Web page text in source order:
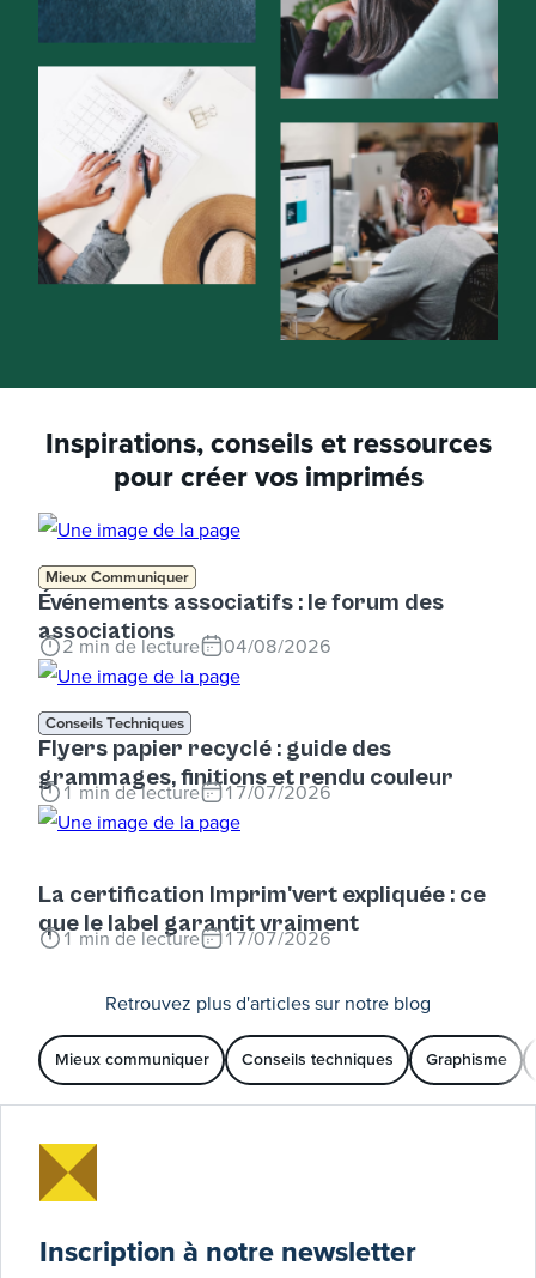
Inspirations, conseils et ressources
pour créer vos imprimés
Mieux Communiquer
Événements associatifs : le forum des
associations
2 min de lecture 04/08/2026
Conseils Techniques
Flyers papier recyclé : guide des
grammages, finitions et rendu couleur
1min de lecture 17/07/2026
La certification Imprim'vert expliquée : ce
que le label garantit vraiment
1min de lecture 17/07/2026
Retrouvez plus d'articles sur notre blog
Mieux communiquer Conseils techniques Graphisme
Inscription à notre newsletter